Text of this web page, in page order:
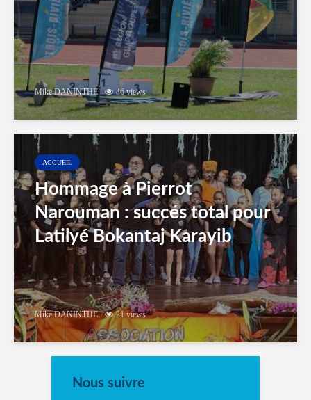
Mike DANINTHE 46 views
ACCUEIL
Hommage à Pierrot
Narouman : succés total pour
Latilyé Bokantaj Karayib
Mike DANINTHE 21 views
Nous suivre